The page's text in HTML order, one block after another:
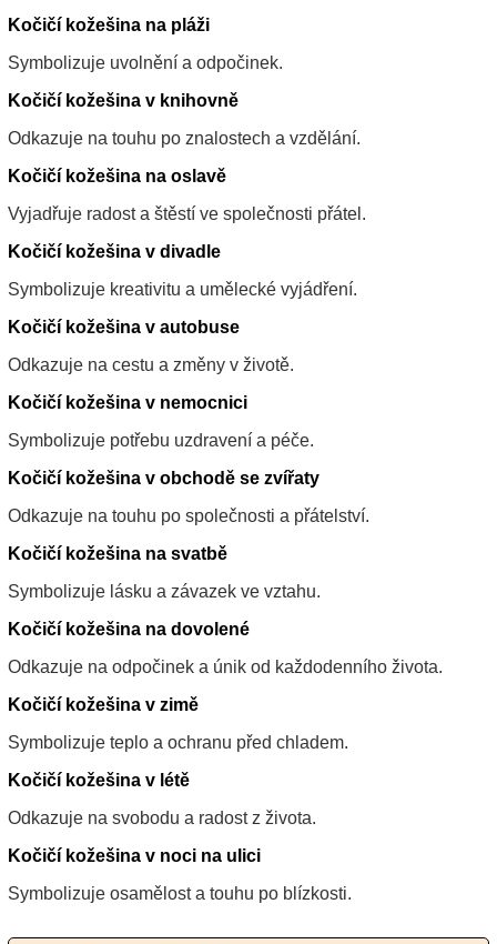
Kočičí kožešina na pláži
Symbolizuje uvolnění a odpočinek.
Kočičí kožešina v knihovně
Odkazuje na touhu po znalostech a vzdělání.
Kočičí kožešina na oslavě
Vyjadřuje radost a štěstí ve společnosti přátel.
Kočičí kožešina v divadle
Symbolizuje kreativitu a umělecké vyjádření.
Kočičí kožešina v autobuse
Odkazuje na cestu a změny v životě.
Kočičí kožešina v nemocnici
Symbolizuje potřebu uzdravení a péče.
Kočičí kožešina v obchodě se zvířaty
Odkazuje na touhu po společnosti a přátelství.
Kočičí kožešina na svatbě
Symbolizuje lásku a závazek ve vztahu.
Kočičí kožešina na dovolené
Odkazuje na odpočinek a únik od každodenního života.
Kočičí kožešina v zimě
Symbolizuje teplo a ochranu před chladem.
Kočičí kožešina v létě
Odkazuje na svobodu a radost z života.
Kočičí kožešina v noci na ulici
Symbolizuje osamělost a touhu po blízkosti.